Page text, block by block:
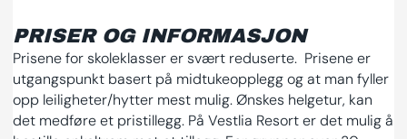
PRISER OG INFORMASJON
Prisene for skoleklasser er svært reduserte. Prisene er
utgangspunkt basert på midtukeopplegg og at man fyller
opp leiligheter/hytter mest mulig. Ønskes helgetur, kan
det medføre et pristillegg. På Vestlia Resort er det mulig å